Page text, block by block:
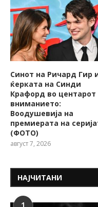
Синот на Ричард Гир
ќерката на Синди
Крафорд во центарот
вниманието:
Воодушевија на
премиерата на
(ФОТО)
август 7, 2026
НАЈЧИТАНИ